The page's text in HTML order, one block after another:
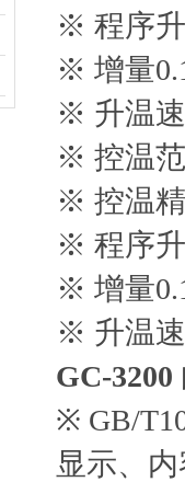
※ 程序
※ 增量
※ 升温
※ 控温
※ 控温
※ 程序
※ 增量
※ 升温
GC-
※ GB/
显示、